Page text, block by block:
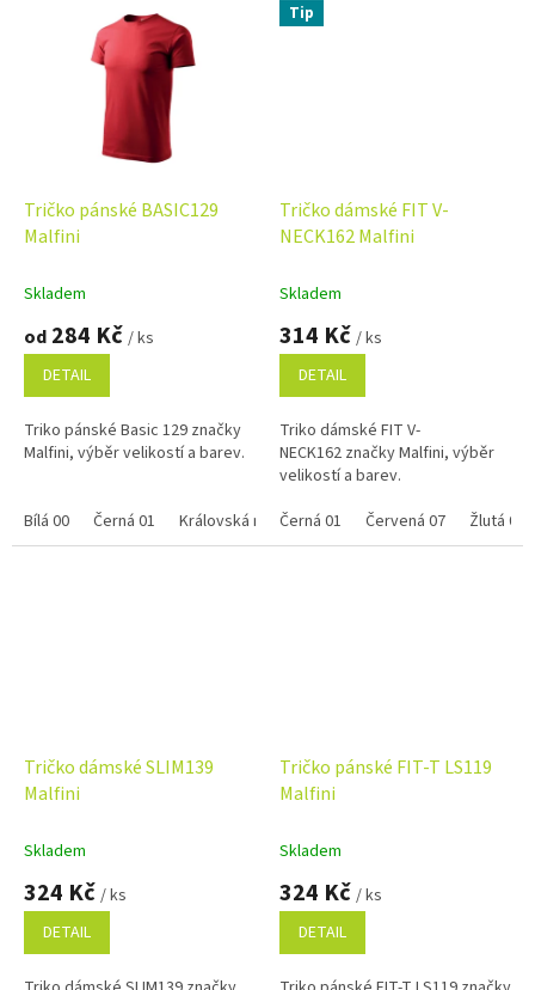
Tričko pánské BASIC129
Malfini
Skladem
od 284 Kč / ks
DETAIL
Triko pánské Basic 129 značky
Malfini, výběr velikostí a barev.
Bílá 00 Černá 01 Královská modrá 05 Červená 07 Tyrkysová
Tip
Tričko dámské FIT V-
NECK162 Malfini
Skladem
314 Kč / ks
DETAIL
Triko dámské FIT V-
NECK162 značky Malfini, výběr
velikostí a barev.
Černá 01
Červená 07 Žlutá 04
Tričko dámské SLIM139
Malfini
Skladem
324 Kč / ks
DETAIL
Tričko pánské FIT-T LS119
Malfini
Skladem
324 Kč / ks
DETAIL